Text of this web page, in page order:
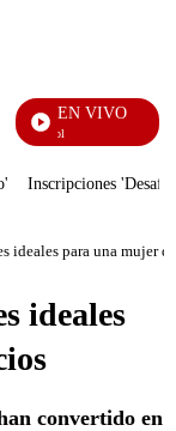
EN VIVO
Caracol
Inscripciones
ideales para una mujer
ideales
convertido en